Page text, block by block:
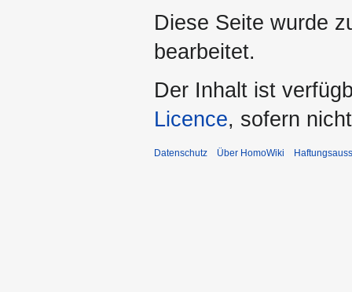
Diese Seite wurde
bearbeitet.
Der Inhalt ist
Licence, sofern
Datenschutz Über HomoWiki